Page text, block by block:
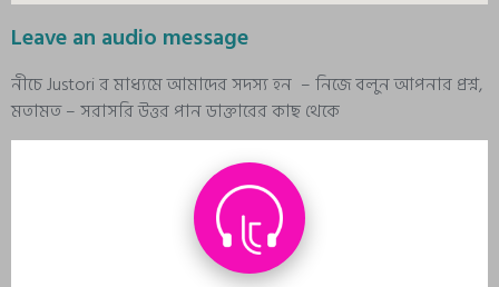
Leave an audio message
নীচে Justori র মাধ্যমে আমাদের সদস্য হন – নিজে বলুন আপনার প্রশ্ন,
মতামত – সরাসরি উত্তর পান ডাক্তারের কাছ থেকে